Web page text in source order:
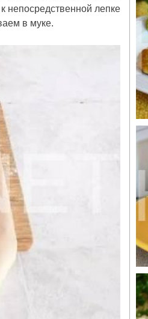
непосредственной лепке
в муке.